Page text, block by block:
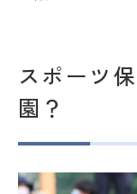
スポーツ
園？